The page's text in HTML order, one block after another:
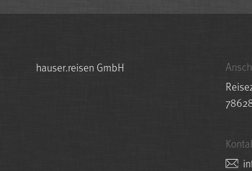
hauser.reisen GmbH